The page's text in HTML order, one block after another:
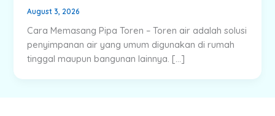
August 3, 2026
Cara Memasang Pipa Toren – Toren air adalah solusi
penyimpanan air yang umum digunakan di rumah
tinggal maupun bangunan lainnya. […]